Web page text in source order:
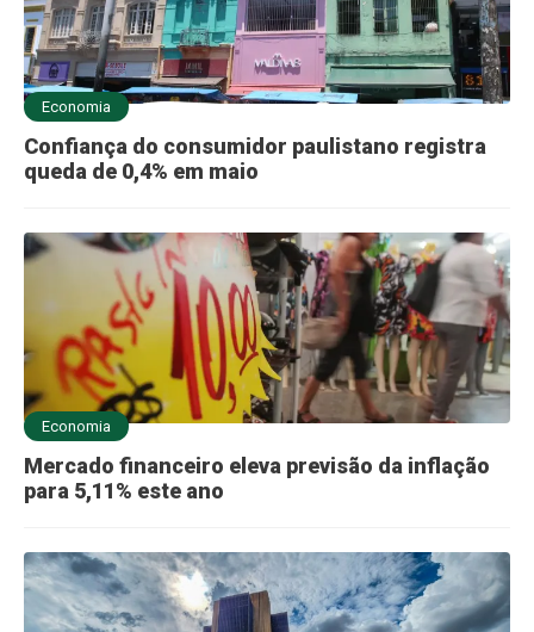
Economia
Confiança do consumidor paulistano registra
queda de 0,4% em maio
Economia
Mercado financeiro eleva previsão da inflação
para 5,11% este ano